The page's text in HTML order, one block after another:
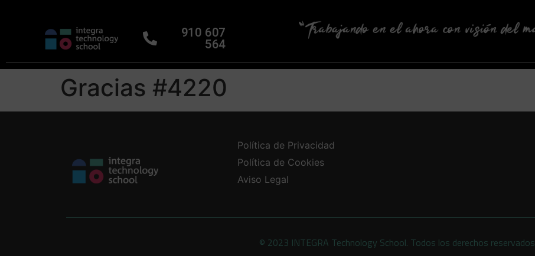
910 607
564
Gracias #4220
Política de Privacidad
Política de Cookies
Aviso Legal
© 2023 INTEGRA Technology School. Todos los derechos reservados